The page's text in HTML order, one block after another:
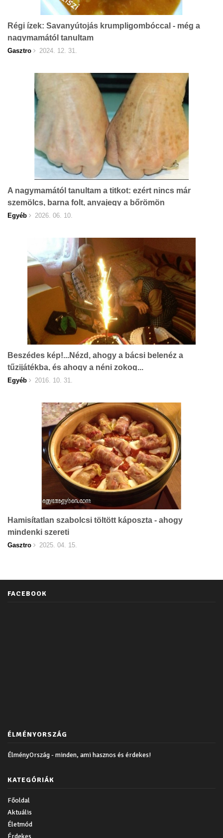
Régi ízek: Savanyútojás krumpligombóccal - még a
nagymamától tanultam
Gasztro 2024. 12. 31.
A nagymamától tanultam a titkot: ezért nincs már
szemölcs, barna folt, anyajegy a bőrömön
Egyéb 2026. 06. 10.
Beszédes kép!...Nézd, ahogy a bácsi belenéz a
tűzijátékba, és ahogy a néni zokog...
Egyéb 2016. 10. 31.
Hamisítatlan szabolcsi töltött káposzta - ahogy
mindenki szereti
Gasztro 2025. 04. 15.
FACEBOOK
ÉLMÉNYORSZÁG
ÉlményOrszág - minden, ami hasznos és érdekes!
KATEGÓRIÁK
Főoldal
Aktuális
Életmód
Érdekes